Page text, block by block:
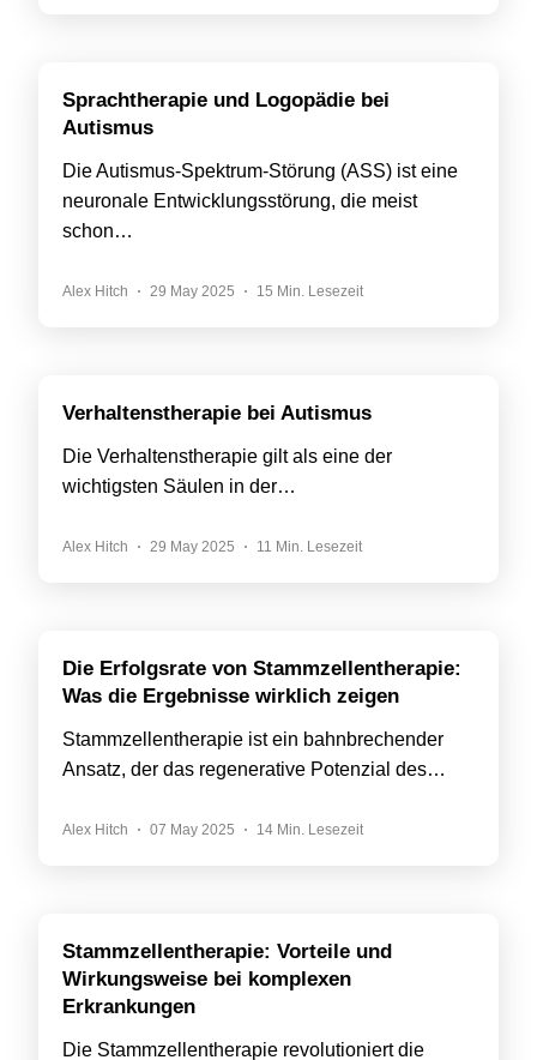
Sprachtherapie und Logopädie bei
Autismus
Die Autismus-Spektrum-Störung (ASS) ist eine
neuronale Entwicklungsstörung, die meist
schon…
Alex Hitch 29 May 2025 15 Min. Lesezeit
Verhaltenstherapie bei Autismus
Die Verhaltenstherapie gilt als eine der
wichtigsten Säulen in der…
Alex Hitch 29 May 2025 11 Min. Lesezeit
Die Erfolgsrate von Stammzellentherapie:
Was die Ergebnisse wirklich zeigen
Stammzellentherapie ist ein bahnbrechender
Ansatz, der das regenerative Potenzial des…
Alex Hitch 07 May 2025 14 Min. Lesezeit
Stammzellentherapie: Vorteile und
Wirkungsweise bei komplexen
Erkrankungen
Die Stammzellentherapie revolutioniert die